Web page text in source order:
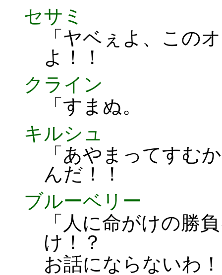
セサミ
「ヤベぇよ、この
よ！！
クライン
「すまぬ。
キルシュ
「あやまってすむ
んだ！！
ブルーベリー
「人に命がけの勝
け！？
お話にならないわ